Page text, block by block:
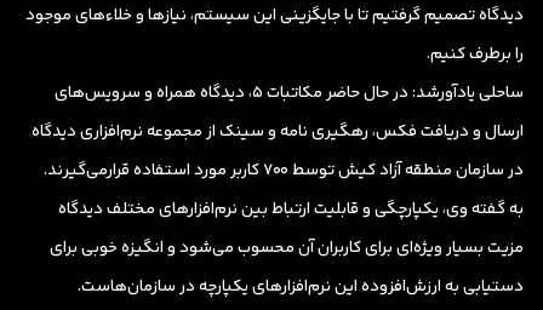
دیدگاه تصمیم گرفتیم تا با جایگزینی این سیستم، نیازها و خلاء‌های موجود
را برطرف کنیم.
ساحلی یادآورشد: در حال حاضر مکاتبات 5، دیدگاه همراه و سرویس‌های
ارسال و دریافت فکس، رهگیری نامه و سینک از مجموعه نرم‌افزاری دیدگاه
در سازمان منطقه آزاد کیش توسط 700 کاربر مورد استفاده قرارمی‌گیرند.
به گفته وی، یکپارچگی و قابلیت ارتباط بین نرم‌افزارهای مختلف دیدگاه
‌مزیت بسیار ویژه‌ای برای کاربران آن محسوب می‌شود و انگیزه خوبی برای
دستیابی به ارزش‌افزوده این نرم‌افزارهای یکپارچه در سازمان‌هاست.